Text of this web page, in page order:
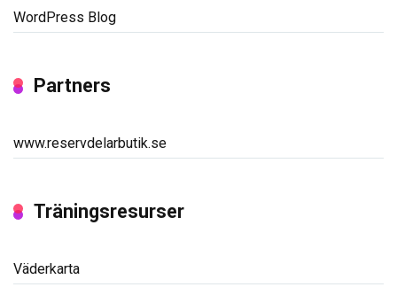
WordPress Blog
Partners
www.reservdelarbutik.se
Träningsresurser
Väderkarta